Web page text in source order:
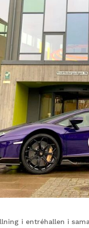
i entréhallen i